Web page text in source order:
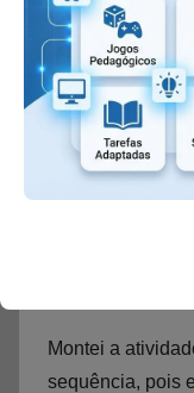
8 de
Achei muito
contos…
Montei a
sequência, pois